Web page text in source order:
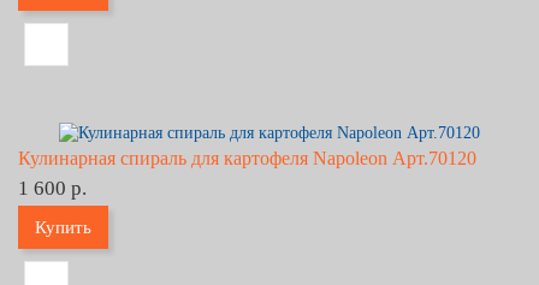
Кулинарная спираль для картофеля Napoleon Арт.70120
1 600 р.
Купить